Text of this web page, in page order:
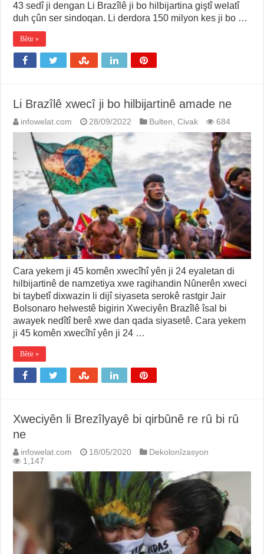
43 sedî ji dengan Li Brazîlê ji bo hilbijartina giştî welatî
duh çûn ser sindoqan. Li derdora 150 milyon kes ji bo …
Bêtir »
Li Brazîlê xwecî ji bo hilbijartinê amade ne
infowelat.com 28/09/2022 Bulten,Civak 684
Cara yekem ji 45 komên xwecîhî yên ji 24 eyaletan di
hilbijartinê de namzetiya xwe ragihandin Nûnerên xweci
bi taybetî dixwazin li dijî siyaseta serokê rastgir Jair
Bolsonaro helwestê bigirin Xweciyên Brazîlê îsal bi
awayek nedîtî berê xwe dan qada siyasetê. Cara yekem
ji 45 komên xwecîhî yên ji 24 …
Bêtir »
Xweciyên li Brezîlyayê bi qirbûnê re rû bi rû
ne
infowelat.com 18/05/2020
Dekolonîzasyon
1,147